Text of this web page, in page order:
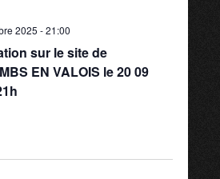
sur le site de
EN VALOIS le 20 09
2025 - 21:00